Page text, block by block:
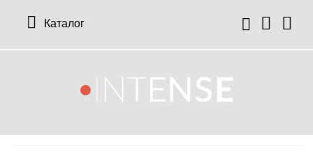
Каталог
12 Parfumeurs Francais
19-69
Отзывы
История заказов